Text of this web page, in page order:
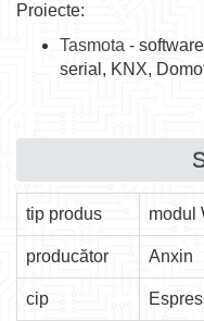
Proiecte:
Tasmota -
serial, KNX,
tip produs modul
producător Anxin
cip